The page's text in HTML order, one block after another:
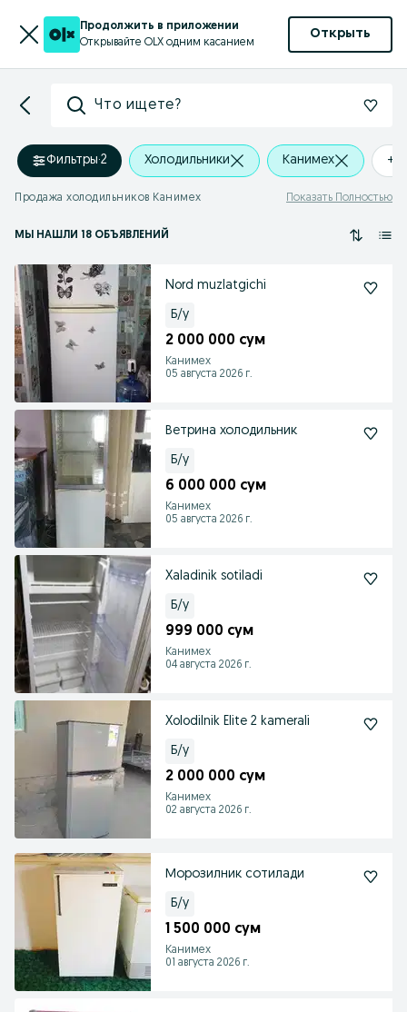
Продолжить в приложении
Открывайте OLX одним касанием
Открыть
Что ищете?
Фильтры·2 Холодильники Канимех +0
Продажа холодильников Канимех Показать Полностью
МЫ НАШЛИ 18 ОБЪЯВЛЕНИЙ
Nord muzlatgichi
Б/у
2 000 000 сум
Канимех
05 августа 2026 г.
Ветрина холодильник
Б/у
6 000 000 сум
Канимех
05 августа 2026 г.
Xaladinik sotiladi
Б/у
999 000 сум
Канимех
04 августа 2026 г.
Xolodilnik Elite 2 kamerali
Б/у
2 000 000 сум
Канимех
02 августа 2026 г.
Морозилник сотилади
Б/у
1 500 000 сум
Канимех
01 августа 2026 г.